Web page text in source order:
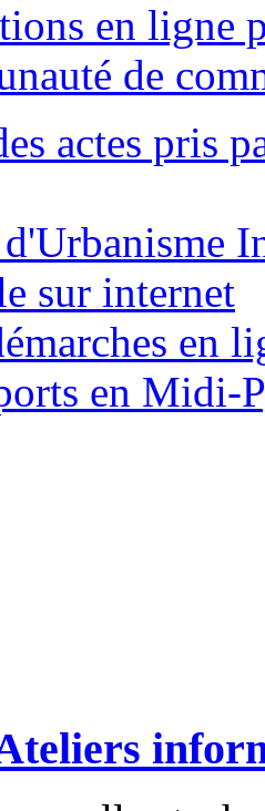
en ligne
de
actes pris
sur internet
en
en Midi-